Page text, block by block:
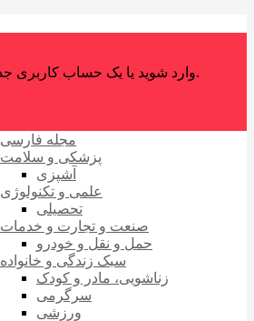
وارد شوید یا یک حساب کاربری جدید ایجاد کنید.
مجله فارسی
پزشکی و سلامت
آشپزی
علمی و تکنولوژی
تحصیلی
صنعت و تجارت و خدمات
حمل و نقل و خودرو
سبک زندگی و خانواده
زناشویی، مادر و کودک
سرگرمی
ورزشی